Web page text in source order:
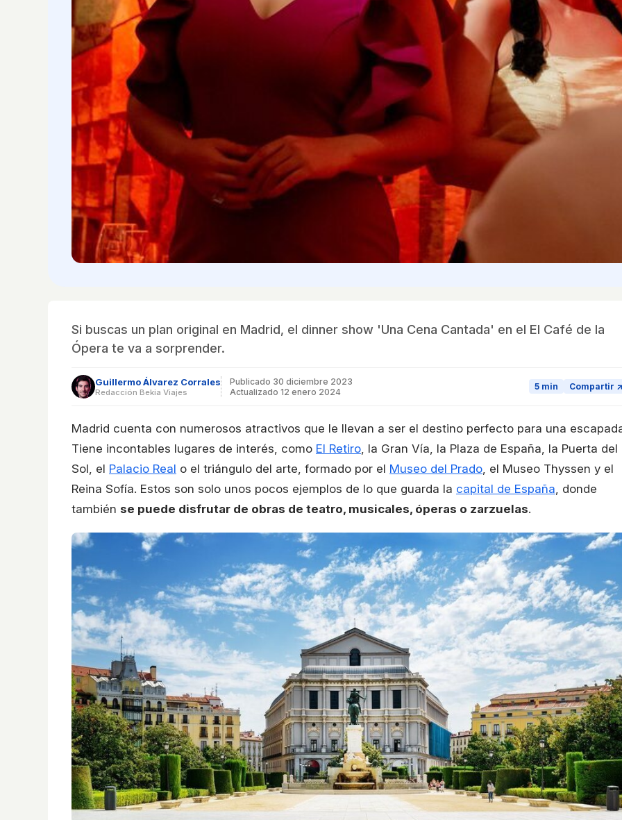
Si buscas un plan original en Madrid, el dinner show 'Una Cena Cantada' en el El Café de la
Ópera te va a sorprender.
Guillermo Álvarez Corrales
Redacción Bekia Viajes
Publicado 30 diciembre 2023
Actualizado 12 enero 2024
5 min Compartir ↗
Madrid cuenta con numerosos atractivos que le llevan a ser el destino perfecto para una
Tiene incontables lugares de interés, como El Retiro , la Gran Vía, la Plaza de España, la Puerta del
Sol, el Palacio Real o el triángulo del arte, formado por el Museo del Prado , el Museo Thyssen y el
Reina Sofía. Estos son solo unos pocos ejemplos de lo que guarda la capital de España , donde
también se puede disfrutar de obras de teatro, musicales, óperas o zarzuelas.